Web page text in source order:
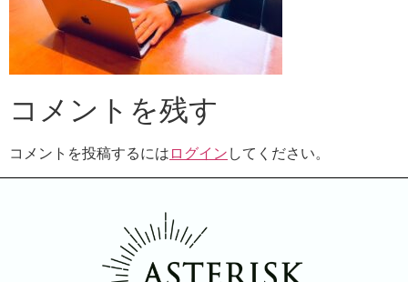
コメントを残す
コメントを投稿するには ログイン してください。